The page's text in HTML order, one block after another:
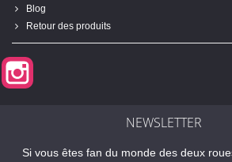
Blog
Retour des produits
NEWSLETTER
Si vous êtes fan du monde des deux